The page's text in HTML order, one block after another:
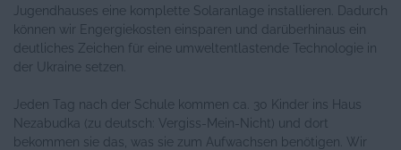
Jugendhauses eine komplette Solaranlage installieren. Dadurch
können wir Engergiekosten einsparen und darüberhinaus ein
deutliches Zeichen für eine umweltentlastende Technologie in
der Ukraine setzen.
Jeden Tag nach der Schule kommen ca. 30 Kinder ins Haus
Nezabudka (zu deutsch: Vergiss-Mein-Nicht) und dort
bekommen sie das, was sie zum Aufwachsen benötigen. Wir